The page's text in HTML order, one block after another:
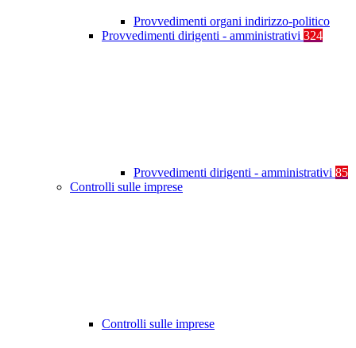
Provvedimenti organi indirizzo-politico
Provvedimenti dirigenti - amministrativi 324
Provvedimenti dirigenti - amministrativi 85
Controlli sulle imprese
Controlli sulle imprese